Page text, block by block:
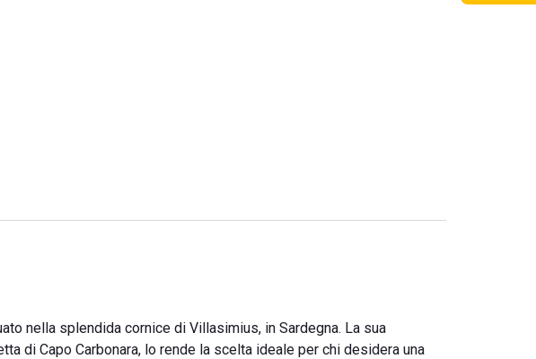
nella splendida cornice di Villasimius, in Sardegna. La sua
di Capo Carbonara, lo rende la scelta ideale per chi desidera una